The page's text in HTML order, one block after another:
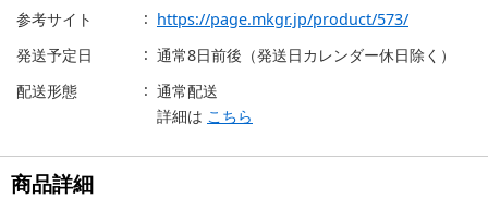
参考サイト
https://page.mkgr.jp/product/573/
発送予定日
通常8日前後（発送日カレンダー休日除く）
配送形態
通常配送
詳細は こちら
商品詳細